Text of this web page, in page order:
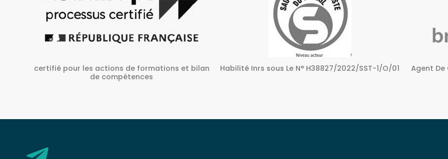
Habilité Inrs sous Le N° H38827/2022/SST-1/O/01 Agent De Certification sous Le N° 72240158724 Centre